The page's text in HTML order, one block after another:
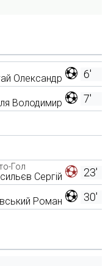
6'
Олександр
7'
Володимир
23'
Гол
Сергій
30'
Роман